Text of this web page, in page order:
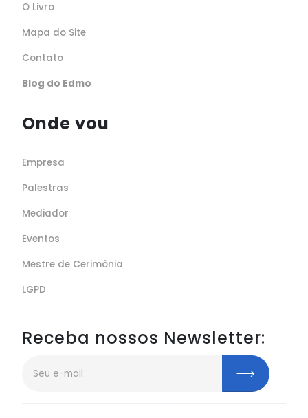
O Livro
Mapa do Site
Contato
Blog do Edmo
Onde vou
Empresa
Palestras
Mediador
Eventos
Mestre de Cerimônia
LGPD
Receba nossos Newsletter: